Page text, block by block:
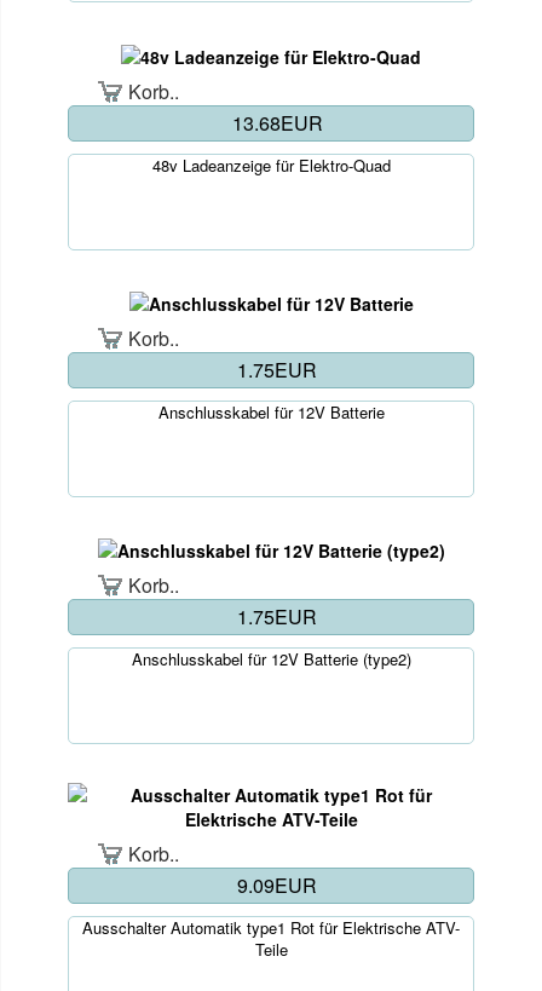
Korb..
13.68EUR
48v Ladeanzeige für Elektro-Quad
Korb..
1.75EUR
Anschlusskabel für 12V Batterie
Korb..
1.75EUR
Anschlusskabel für 12V Batterie (type2)
Korb..
9.09EUR
Ausschalter Automatik type1 Rot für Elektrische ATV-
Teile